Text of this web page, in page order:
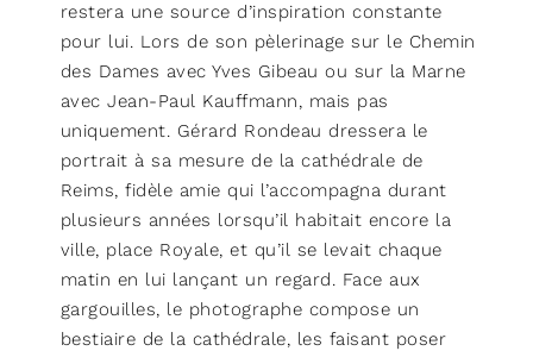
restera une source d’inspiration constante
pour lui. Lors de son pèlerinage sur le Chemin
des Dames avec Yves Gibeau ou sur la Marne
avec Jean-Paul Kauffmann, mais pas
uniquement. Gérard Rondeau dressera le
portrait à sa mesure de la cathédrale de
Reims, fidèle amie qui l’accompagna durant
plusieurs années lorsqu’il habitait encore la
ville, place Royale, et qu’il se levait chaque
matin en lui lançant un regard. Face aux
gargouilles, le photographe compose un
bestiaire de la cathédrale, les faisant poser